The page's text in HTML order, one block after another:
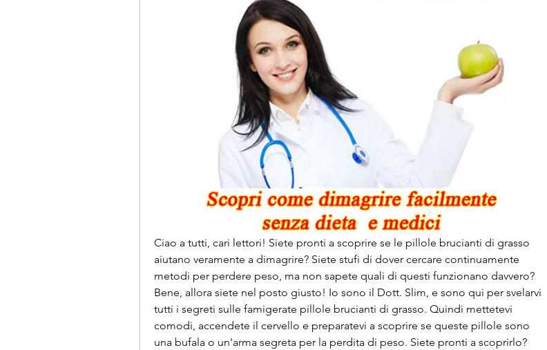
Ciao a tutti, cari lettori! Siete pronti a scoprire se le pillole brucianti di grasso
aiutano veramente a dimagrire? Siete stufi di dover cercare continuamente
metodi per perdere peso, ma non sapete quali di questi funzionano davvero?
Bene, allora siete nel posto giusto! Io sono il Dott. Slim, e sono qui per svelarvi
tutti i segreti sulle famigerate pillole brucianti di grasso. Quindi mettetevi
comodi, accendete il cervello e preparatevi a scoprire se queste pillole sono
una bufala o un'arma segreta per la perdita di peso. Siete pronti a scoprirlo?